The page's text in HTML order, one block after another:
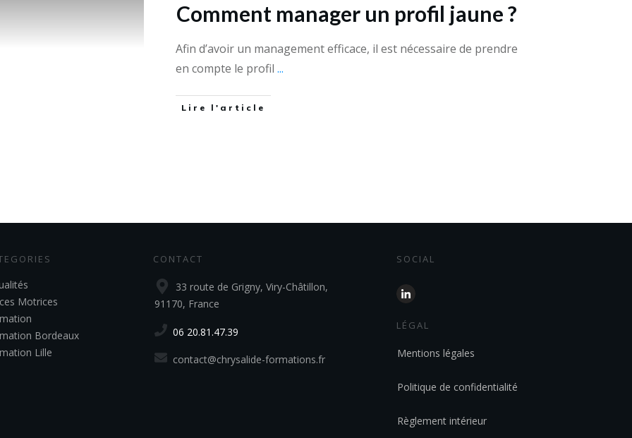
Comment manager un profil jaune ?
Afin d’avoir un management efficace, il est nécessaire de prendre
en compte le profil ...
Lire l'article
Motrices
Bordeaux
Lille
CONTACT
33 route de Grigny, Viry-Châtillon,
91170, France
06 20.81.47.39
contact@chrysalide-formations.fr
SOCIAL
LÉGAL
Mentions légales
Politique de confidentialité
Règlement intérieur